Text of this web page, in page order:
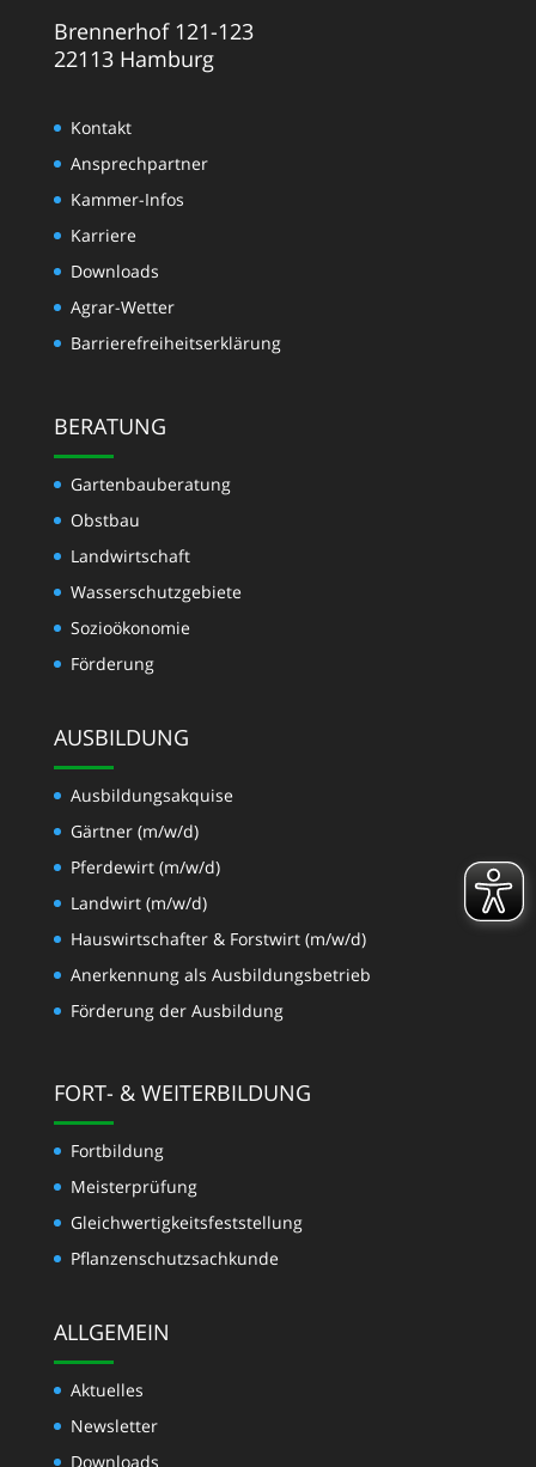
Brennerhof 121-123
22113 Hamburg
Kontakt
Ansprechpartner
Kammer-Infos
Karriere
Downloads
Agrar-Wetter
Barrierefreiheitserklärung
BERATUNG
Gartenbauberatung
Obstbau
Landwirtschaft
Wasserschutzgebiete
Sozioökonomie
Förderung
AUSBILDUNG
Ausbildungsakquise
Gärtner (m/w/d)
Pferdewirt (m/w/d)
Landwirt (m/w/d)
Hauswirtschafter & Forstwirt (m/w/d)
Anerkennung als Ausbildungsbetrieb
Förderung der Ausbildung
FORT- & WEITERBILDUNG
Fortbildung
Meisterprüfung
Gleichwertigkeits­feststellung
Pflanzenschutzsachkunde
ALLGEMEIN
Aktuelles
Newsletter
Downloads